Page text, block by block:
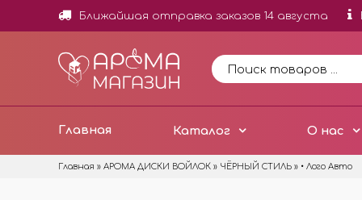
Ближайшая отправка заказов 14 августа
Главная Каталог О нас
Главная » АРОМА ДИСКИ ВОЙЛОК » ЧЁРНЫЙ СТИЛЬ » • Лого Авто